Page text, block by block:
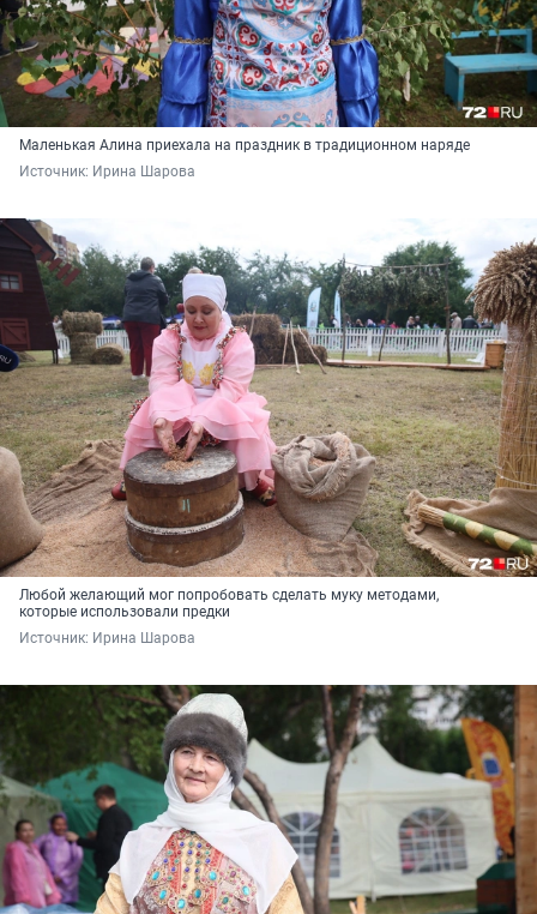
Маленькая Алина приехала на праздник в традиционном наряде
Источник: Ирина Шарова
Любой желающий мог попробовать сделать муку методами,
которые использовали предки
Источник: Ирина Шарова